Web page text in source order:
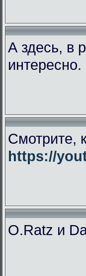
А здесь, в
интересно.
Смотрите,
https://
O.Ratz и